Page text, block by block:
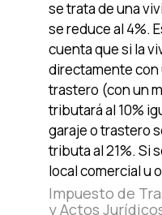
se trata de una
se reduce al 4%.
cuenta que si la
directamente con
trastero (con un
tributará al 10%
garaje o trastero
tributa al 21%. Si
local comercial u
Impuesto de
y Actos